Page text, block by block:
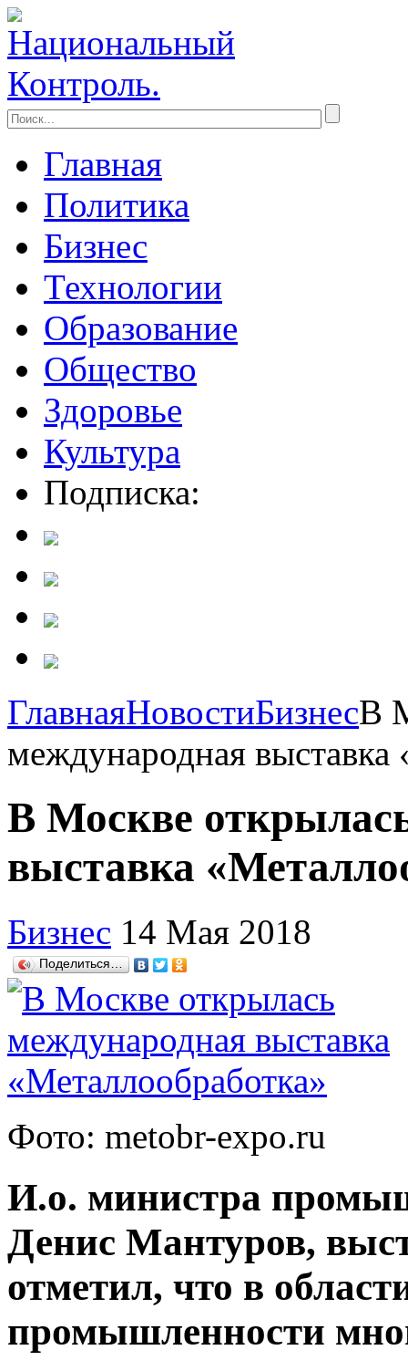
Главная
Политика
Бизнес
Технологии
Образование
Общество
Здоровье
Культура
Подписка:
ГлавнаяНовостиБизнесВ
международная выставка
В Москве
выставка
Бизнес 14 Мая 2018
Поделиться…
Фото: metobr-expo.ru
И.о. министра
Денис Мантуров,
отметил, что в
промышленности